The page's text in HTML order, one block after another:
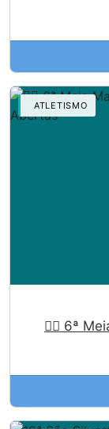
ATLETISMO
🏃‍♀️ 6ª